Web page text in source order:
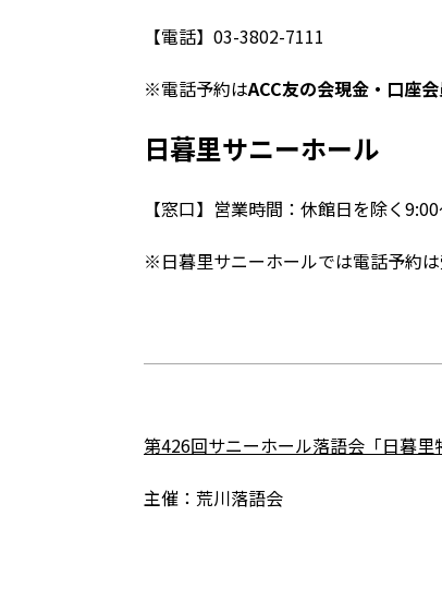
【電話】03-3802-7111
※電話予約はACC友の会現金・口座
日暮里サニーホール
【窓口】営業時間：休館日を除く
※日暮里サニーホールでは電話予約は
第426回サニーホール落語会「日暮里
主催：荒川落語会